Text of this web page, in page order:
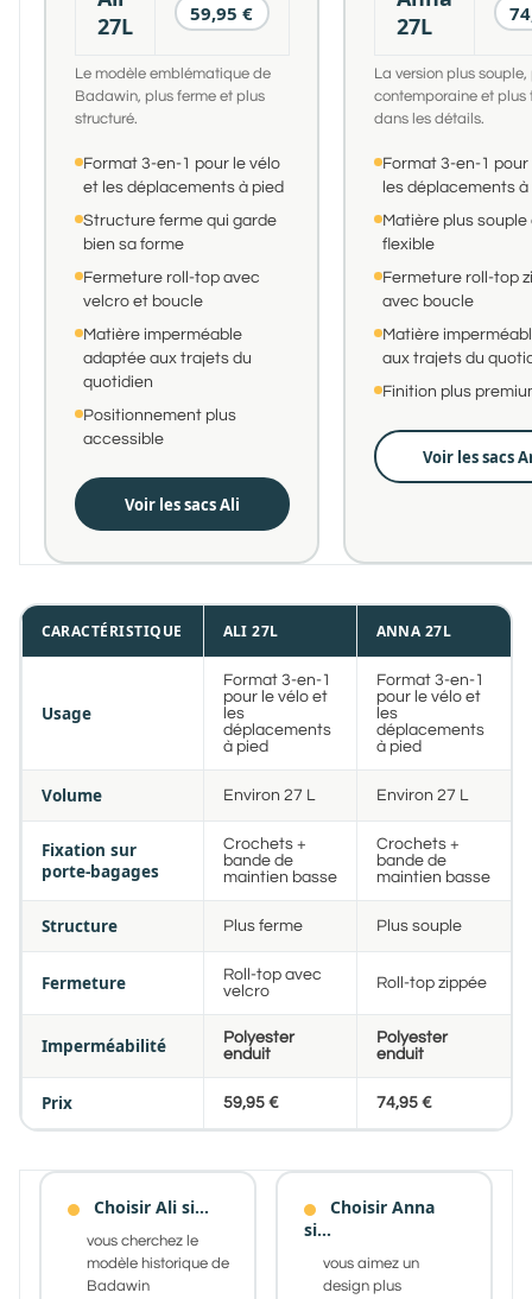
27L
59,95 €
Le modèle emblématique de
Badawin, plus ferme et plus
structuré.
Format 3-en-1 pour le vélo
et les déplacements à pied
Structure ferme qui garde
bien sa forme
Fermeture roll-top avec
velcro et boucle
Matière imperméable
adaptée aux trajets du
quotidien
Positionnement plus
accessible
Voir les sacs Ali
27L
La version plus souple,
contemporaine et plus
dans les détails.
Format 3-en-1 pour
les déplacements à
Matière plus souple
flexible
Fermeture roll-top
avec boucle
Matière
aux trajets du
Finition plus
Voir les sacs
CARACTÉRISTIQUE ALI 27L ANNA 27L
Usage
Format 3-en-1
pour le vélo et
les
déplacements
à pied
Format 3-en-1
pour le vélo et
les
déplacements
à pied
Volume Environ 27 L Environ 27 L
Fixation sur
porte-bagages
Crochets +
bande de
maintien basse
Crochets +
bande de
maintien basse
Structure Plus ferme Plus souple
Fermeture
Roll-top avec
velcro
Roll-top zippée
Imperméabilité
Polyester
enduit
Polyester
enduit
Prix 59,95 € 74,95 €
Choisir Ali si…
vous cherchez le
modèle historique de
Badawin
Choisir Anna
si…
vous aimez un
design plus